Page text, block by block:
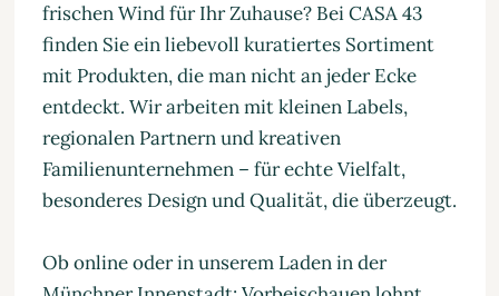
frischen Wind für Ihr Zuhause? Bei CASA 43
finden Sie ein liebevoll kuratiertes Sortiment
mit Produkten, die man nicht an jeder Ecke
entdeckt. Wir arbeiten mit kleinen Labels,
regionalen Partnern und kreativen
Familienunternehmen – für echte Vielfalt,
besonderes Design und Qualität, die überzeugt.
Ob online oder in unserem Laden in der